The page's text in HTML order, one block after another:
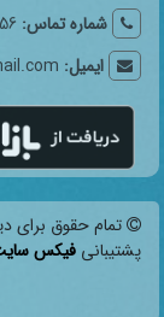
شماره تماس:
ایمیل:
تمام حقوق برای
پشتیبانی فیکس